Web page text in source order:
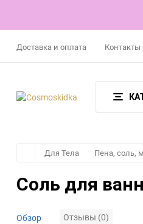
Доставка и оплата Контакты
Для Тела Пена, соль,
Соль для
Обзор Отзывы (0)